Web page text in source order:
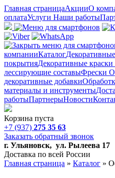
Главная страницаАкцииО
оплатаУслуги Наши работы
компанииКаталог
покрытияДекоративные
лессирующие составыФрески
декоративные добавки
материалы и инструменты
работыПартнерыНовости
Корзина пуста
+7 (937) 275 35 63
Заказать обратный звонок
г. Ульяновск, ул. Рылеева 17
Доставка по всей России
Главная страница » Каталог »